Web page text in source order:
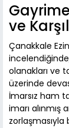
ve
Çanakkale
olanakları ve
üzerinde
İmarsız ham
imarı alınmış
zorlaşmasıyla